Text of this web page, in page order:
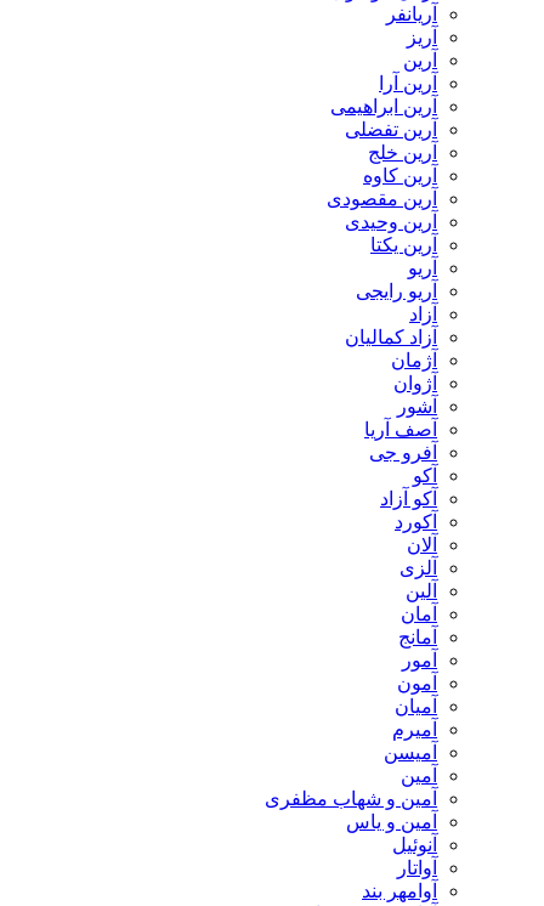
آریانفر
آریز
آرین
آرین آرا
آرین ابراهیمی
آرین تفضلی
آرین خلج
آرین کاوه
آرین مقصودی
آرین وحیدی
آرین یکتا
آریو
آریو رایجی
آزاد
آزاد کمالیان
آژمان
آژوان
آشور
آصف آریا
آفرو جی
آکو
آکو آزاد
آکورد
آلان
آلزی
آلین
آمان
آمانج
آمور
آمون
آمیان
آمیرم
آمیسن
آمین
آمین و شهاب مظفری
آمین و یاس
آنوئیل
آواتار
آوامهر بند